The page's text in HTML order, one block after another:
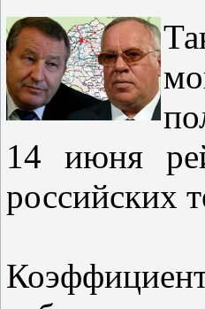
14 июня
российских